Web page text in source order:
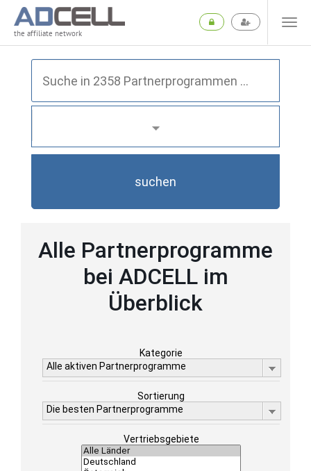
the affiliate network
suchen
Alle Partnerprogramme
bei ADCELL im
Überblick
Kategorie
Alle aktiven Partnerprogramme
Sortierung
Die besten Partnerprogramme
Vertriebsgebiete